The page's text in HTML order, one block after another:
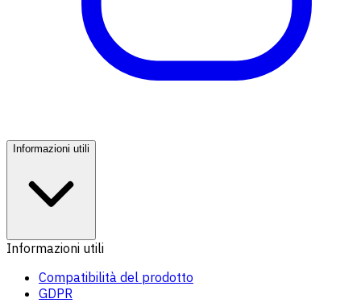
Informazioni utili
Informazioni utili
Compatibilità del prodotto
GDPR